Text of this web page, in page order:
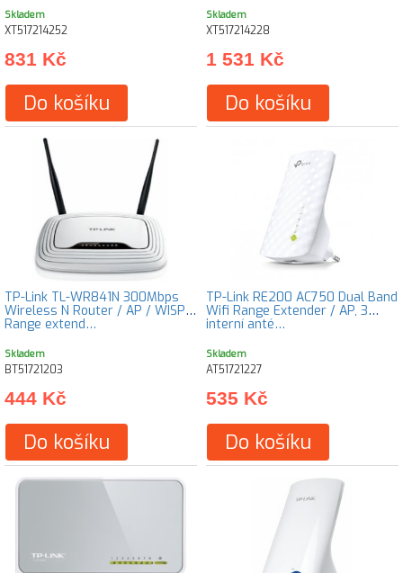
Skladem
XT517214252
831 Kč
Do košíku
Skladem
XT517214228
1 531 Kč
Do košíku
TP-Link TL-WR841N 300Mbps
Wireless N Router / AP / WISP /
Range extend…
Skladem
BT51721203
444 Kč
Do košíku
TP-Link RE200 AC750 Dual Band
Wifi Range Extender / AP, 3
interní anté…
Skladem
AT51721227
535 Kč
Do košíku